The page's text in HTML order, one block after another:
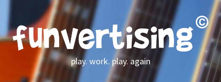
play. work. play. again